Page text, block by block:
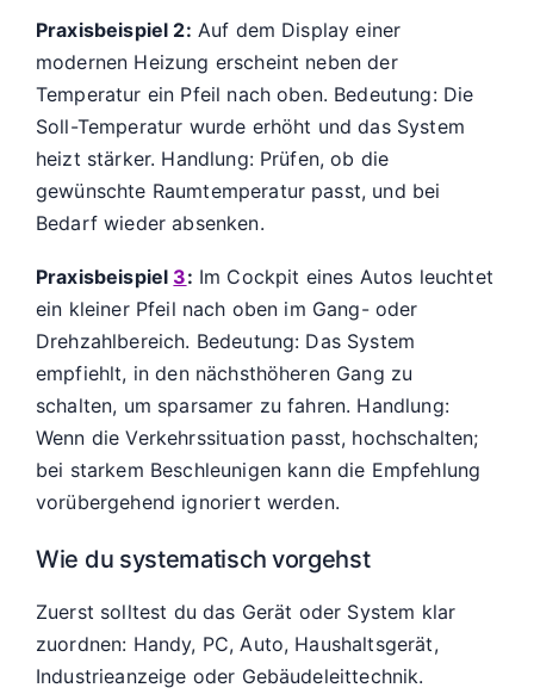
Praxisbeispiel 2: Auf dem Display einer
modernen Heizung erscheint neben der
Temperatur ein Pfeil nach oben. Bedeutung: Die
Soll-Temperatur wurde erhöht und das System
heizt stärker. Handlung: Prüfen, ob die
gewünschte Raumtemperatur passt, und bei
Bedarf wieder absenken.
Praxisbeispiel 3: Im Cockpit eines Autos leuchtet
ein kleiner Pfeil nach oben im Gang- oder
Drehzahlbereich. Bedeutung: Das System
empfiehlt, in den nächsthöheren Gang zu
schalten, um sparsamer zu fahren. Handlung:
Wenn die Verkehrssituation passt, hochschalten;
bei starkem Beschleunigen kann die Empfehlung
vorübergehend ignoriert werden.
Wie du systematisch vorgehst
Zuerst solltest du das Gerät oder System klar
zuordnen: Handy, PC, Auto, Haushaltsgerät,
Industrieanzeige oder Gebäudeleittechnik.